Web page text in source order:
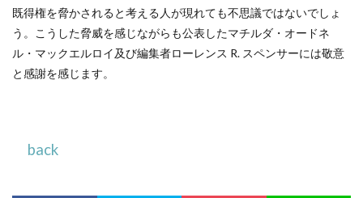
既得権を脅かされると考える人が現れても不思議ではないでしょ
う。こうした脅威を感じながらも公表したマチルダ・オードネ
ル・マックエルロイ及び編集者ローレンス R. スペンサーには敬意
と感謝を感じます。
back